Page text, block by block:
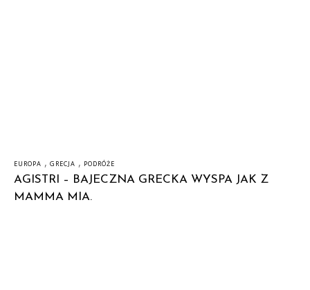
EUROPA , GRECJA , PODRÓŻE
AGISTRI – BAJECZNA GRECKA WYSPA JAK Z
MAMMA MIA.